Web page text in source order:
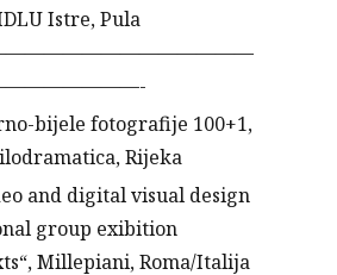
Istre, Pula
bijele fotografije 100+1,
Rijeka
and digital visual design
group exibition
Millepiani, Roma/Italija